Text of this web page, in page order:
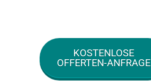
KOSTENLOSE
OFFERTEN-ANFRAGE